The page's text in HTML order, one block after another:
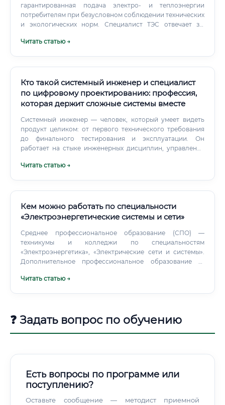
гарантированная подача электро- и теплоэнергии
потребителям при безусловном соблюдении технических
и экологических норм. Специалист ТЭС отвечает за:
оптимальный режим работы оборудования с
требований. Должностные обязанности и зона
ответственности Оперативный персонал (сменный):
ведение режима котлоагрегатов, турбин и
вспомогательных систем по показаниям приборов и АСУ
ТП; пуски/остановы, переключения, выдача и
оформление нарядов-допусков; локализация
отклонений, первичные противоаварийные действия;
контроль параметров воды/пара, химрежимов
сменные отчёты.
Читать статью →
Кто такой системный инженер и специалист
по цифровому проектированию: профессия,
которая держит сложные системы вместе
Системный инженер — человек, который умеет видеть
продукт целиком: от первого технического требования
до финального тестирования и эксплуатации. Он
работает на стыке инженерных дисциплин, управления
он держит всю систему в голове, пока другие занимаются
Читать статью →
Кем можно работать по специальности
«Электроэнергетические системы и сети»
Среднее профессиональное образование (СПО) —
техникумы и колледжи по специальностям
«Электроэнергетика», «Электрические сети и системы».
Дополнительное профессиональное образование —
технического образования.
Читать статью →
❓ Задать вопрос по обучению
Есть вопросы по программе или
поступлению?
Оставьте сообщение — методист приемной